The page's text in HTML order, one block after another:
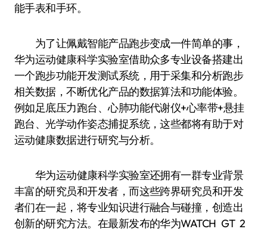
能手表和手环。
为了让佩戴智能产品跑步变成一件简单的事，
华为运动健康科学实验室借助众多专业设备搭建出
一个跑步功能开发测试系统，用于采集和分析跑步
相关数据，不断优化产品的数据算法和功能体验。
例如足底压力跑台、心肺功能代谢仪+心率带+悬挂
跑台、光学动作姿态捕捉系统，这些都将有助于对
运动健康数据进行研究与分析。
华为运动健康科学实验室还拥有一群专业背景
丰富的研究员和开发者，而这些跨界研究员和开发
者们在一起，将专业知识进行融合与碰撞，创造出
创新的研究方法。在最新发布的华为WATCH GT 2